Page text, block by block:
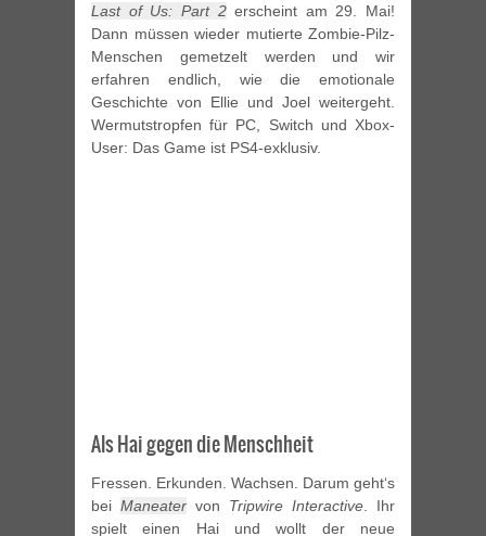
Last of Us: Part 2erscheint am 29. Mai!
Dann müssen wieder mutierte Zombie-Pilz-
Menschen gemetzelt werden und wir
erfahren endlich, wie die emotionale
Geschichte von Ellie und Joel weitergeht.
Wermutstropfen für PC, Switch und Xbox-
User: Das Game ist PS4-exklusiv.
Als Hai gegen die Menschheit
Fressen. Erkunden. Wachsen. Darum geht‘s
bei Maneater von Tripwire Interactive . Ihr
spielt einen Hai und wollt der neue